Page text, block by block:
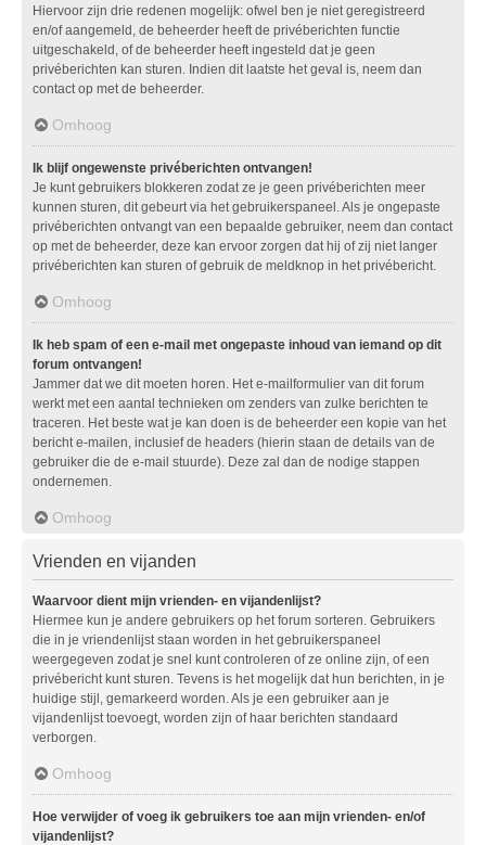
Hiervoor zijn drie redenen mogelijk: ofwel ben je niet geregistreerd
en/of aangemeld, de beheerder heeft de privéberichten functie
uitgeschakeld, of de beheerder heeft ingesteld dat je geen
privéberichten kan sturen. Indien dit laatste het geval is, neem dan
contact op met de beheerder.
Omhoog
Ik blijf ongewenste privéberichten ontvangen!
Je kunt gebruikers blokkeren zodat ze je geen privéberichten meer
kunnen sturen, dit gebeurt via het gebruikerspaneel. Als je ongepaste
privéberichten ontvangt van een bepaalde gebruiker, neem dan contact
op met de beheerder, deze kan ervoor zorgen dat hij of zij niet langer
privéberichten kan sturen of gebruik de meldknop in het privébericht.
Omhoog
Ik heb spam of een e-mail met ongepaste inhoud van iemand op dit
forum ontvangen!
Jammer dat we dit moeten horen. Het e-mailformulier van dit forum
werkt met een aantal technieken om zenders van zulke berichten te
traceren. Het beste wat je kan doen is de beheerder een kopie van het
bericht e-mailen, inclusief de headers (hierin staan de details van de
gebruiker die de e-mail stuurde). Deze zal dan de nodige stappen
ondernemen.
Omhoog
Vrienden en vijanden
Waarvoor dient mijn vrienden- en vijandenlijst?
Hiermee kun je andere gebruikers op het forum sorteren. Gebruikers
die in je vriendenlijst staan worden in het gebruikerspaneel
weergegeven zodat je snel kunt controleren of ze online zijn, of een
privébericht kunt sturen. Tevens is het mogelijk dat hun berichten, in je
huidige stijl, gemarkeerd worden. Als je een gebruiker aan je
vijandenlijst toevoegt, worden zijn of haar berichten standaard
verborgen.
Omhoog
Hoe verwijder of voeg ik gebruikers toe aan mijn vrienden- en/of
vijandenlijst?